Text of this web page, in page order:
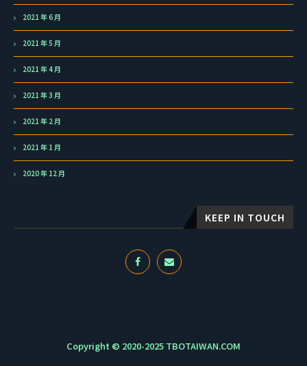
2021 年 6 月
2021 年 5 月
2021 年 4 月
2021 年 3 月
2021 年 2 月
2021 年 1 月
2020 年 12 月
KEEP IN TOUCH
Copyright © 2020-2025 TBOTAIWAN.COM